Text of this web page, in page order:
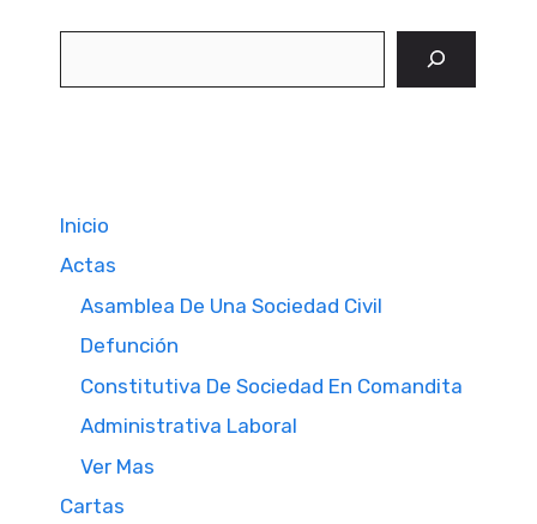
Inicio
Actas
Asamblea De Una Sociedad Civil
Defunción
Constitutiva De Sociedad En Comandita
Administrativa Laboral
Ver Mas
Cartas